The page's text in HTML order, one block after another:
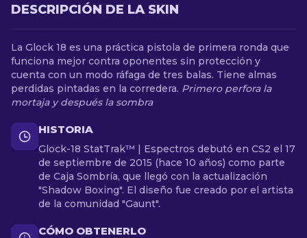
DESCRIPCIÓN DE LA SKIN
La Glock 18 es una práctica pistola de primera ronda que
funciona mejor contra oponentes sin protección y
cuenta con un modo ráfaga de tres balas. Tiene almas
perdidas pintadas en la corredera. Primero perfora la
mortaja y después la sombra
HISTORIA
Glock-18 StatTrak™ | Espectros debutó en CS2 el 17
de septiembre de 2015 (hace 10 años) como parte
de Caja Sombría, que llegó con la actualización
"Shadow Boxing". El diseño fue creado por el artista
de la comunidad "Gaunt".
CÓMO OBTENERLO